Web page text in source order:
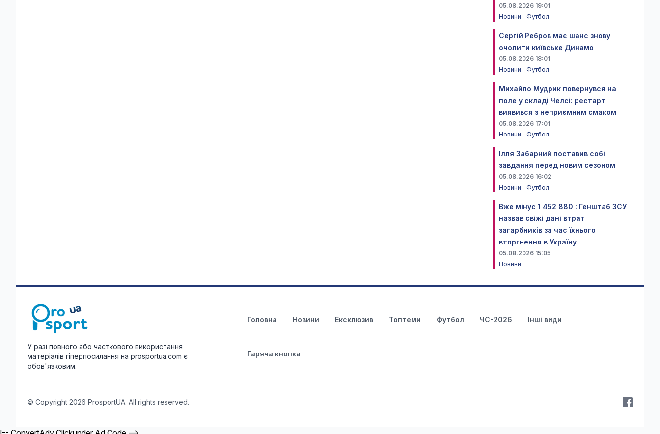
05.08.2026 19:01
Новини
Футбол
Сергій Ребров має шанс знову
очолити київське Динамо
05.08.2026 18:01
Новини
Футбол
Михайло Мудрик повернувся на
поле у складі Челсі: рестарт
виявився з неприємним смаком
05.08.2026 17:01
Новини
Футбол
Ілля Забарний поставив собі
завдання перед новим сезоном
05.08.2026 16:02
Новини
Футбол
Вже мінус 1 452 880 : Генштаб ЗСУ
назвав свіжі дані втрат
загарбників за час їхнього
вторгнення в Україну
05.08.2026 15:05
Новини
У разі повного або часткового використання
матеріалів гіперпосилання на prosportua.com є
обов'язковим.
Головна Новини Ексклюзив Топтеми Футбол ЧС-2026 Інші види
Гаряча кнопка
© Copyright 2026 ProsportUA. All rights reserved.